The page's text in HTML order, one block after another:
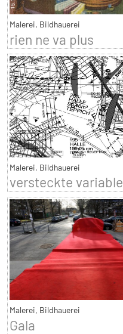
Malerei, Bildhauerei
rien ne va plus
Malerei, Bildhauerei
versteckte variable
Malerei, Bildhauerei
Gala